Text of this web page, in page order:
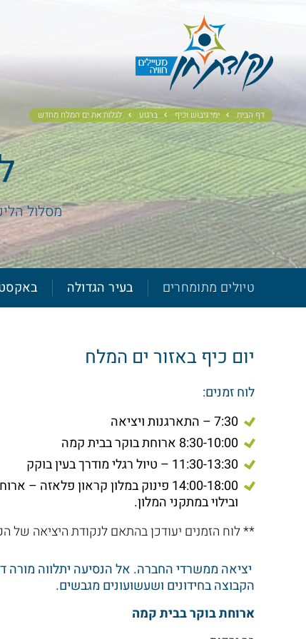
דף הבית ימי גיבוש וכיף ברגוע לגלות את ים המלח מחדש
מסלול
טיולים מתומחרים בעיר הגדולה
יום כיף באזור ים המלח
לוח זמנים:
7:30 – התארגנות ויציאה
8:30-10:00 ארוחת בוקר בבית קמה
11:30-13:30 – טיול רגלי מודרך בעין בוקק
14:00-18:00 פינוק במלון קראון פלאזה – ארוחת צהריים במלון
ובילוי במתקני המלון.
** לוח הזמנים יעודכן בהתאם לנקודת היציאה של
יציאה ממשרדי החברה. אל הנסיעה יתלווה
הקבוצה בחידונים ושעשועונים מגבשים.
ארוחת בוקר בבית קמה